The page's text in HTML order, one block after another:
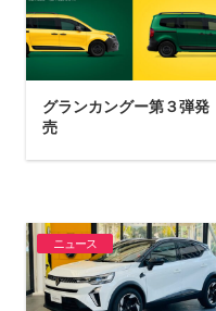
グランカングー第３弾発
売
ニュース